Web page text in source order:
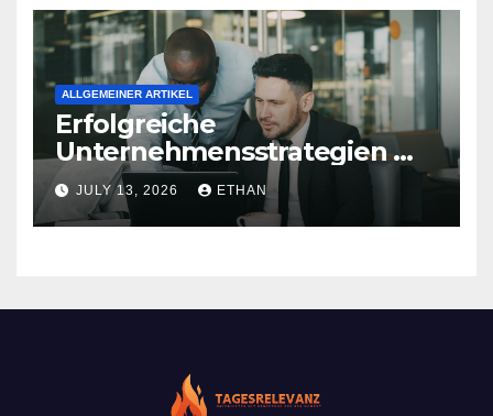
ALLGEMEINER ARTIKEL
Erfolgreiche
Unternehmensstrategien mit
nachhaltiger Wirkung
JULY 13, 2026 ETHAN